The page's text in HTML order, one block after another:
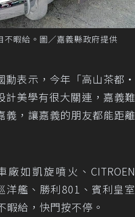
暇給。圖／嘉義縣政府提供
表示，今年「高山茶都・
美學有很大關連，嘉義難
義，讓嘉義的朋友都能距離
如凱旋噴火、CITROEN
洋艦、勝利801、賓利皇室
暇給，快門按不停。